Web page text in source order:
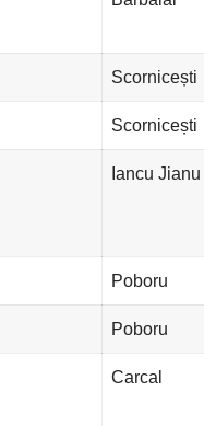
Scornicești
Scornicești
Iancu Jianu
Poboru
Poboru
Carcal